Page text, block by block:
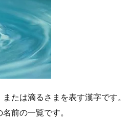
たは滴るさまを表す漢字です。
前の一覧です。